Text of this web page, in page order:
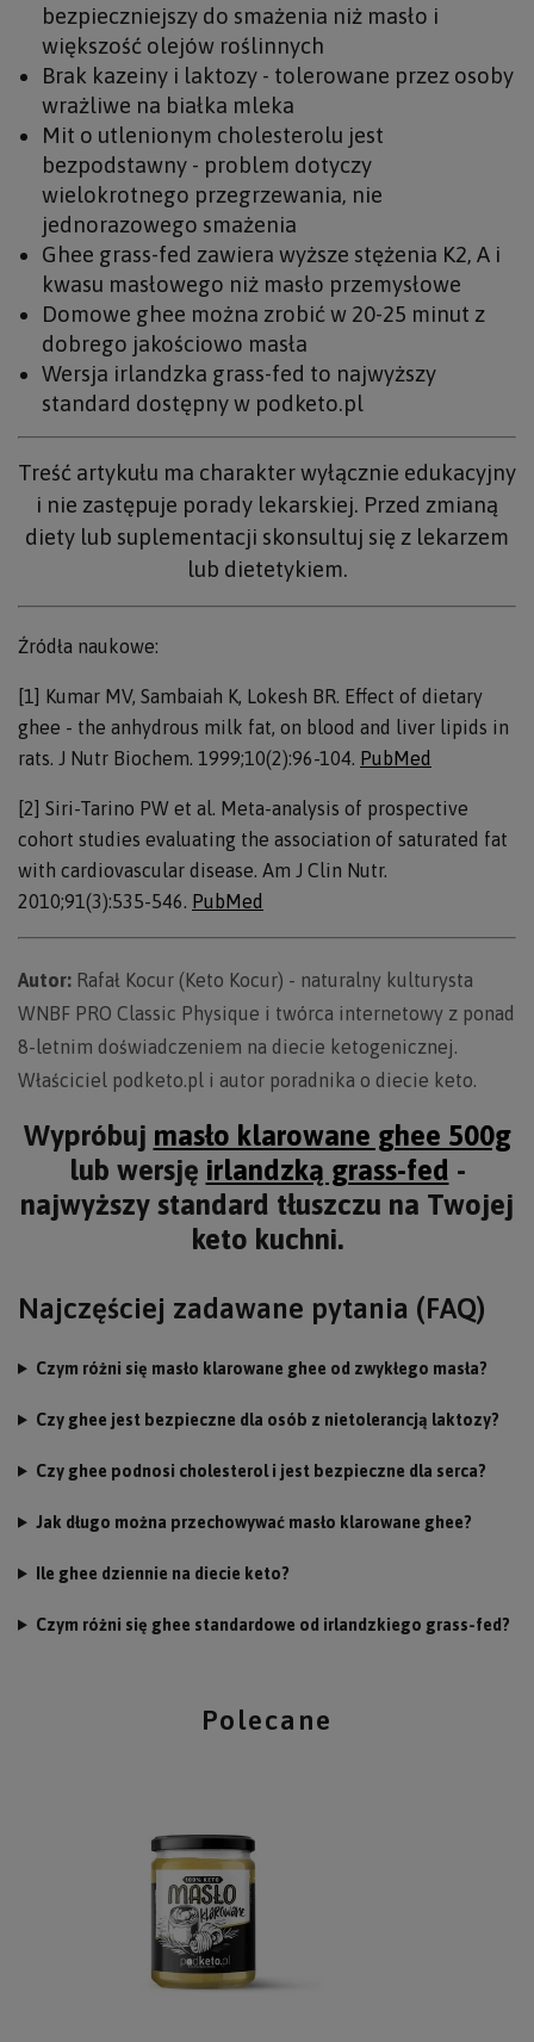
bezpieczniejszy do smażenia niż masło i
większość olejów roślinnych
Brak kazeiny i laktozy - tolerowane przez osoby
wrażliwe na białka mleka
Mit o utlenionym cholesterolu jest
bezpodstawny - problem dotyczy
wielokrotnego przegrzewania, nie
jednorazowego smażenia
Ghee grass-fed zawiera wyższe stężenia K2, A i
kwasu masłowego niż masło przemysłowe
Domowe ghee można zrobić w 20-25 minut z
dobrego jakościowo masła
Wersja irlandzka grass-fed to najwyższy
standard dostępny w podketo.pl
Treść artykułu ma charakter wyłącznie edukacyjny
i nie zastępuje porady lekarskiej. Przed zmianą
diety lub suplementacji skonsultuj się z lekarzem
lub dietetykiem.
Źródła naukowe:
[1] Kumar MV, Sambaiah K, Lokesh BR. Effect of dietary
ghee - the anhydrous milk fat, on blood and liver lipids in
rats. J Nutr Biochem. 1999;10(2):96-104. PubMed
[2] Siri-Tarino PW et al. Meta-analysis of prospective
cohort studies evaluating the association of saturated fat
with cardiovascular disease. Am J Clin Nutr.
2010;91(3):535-546. PubMed
Autor: Rafał Kocur (Keto Kocur) - naturalny kulturysta
WNBF PRO Classic Physique i twórca internetowy z ponad
8-letnim doświadczeniem na diecie ketogenicznej.
Właściciel podketo.pl i autor poradnika o diecie keto.
Wypróbuj masło klarowane ghee 500g
lub wersję irlandzką grass-fed -
najwyższy standard tłuszczu na Twojej
keto kuchni.
Najczęściej zadawane pytania (FAQ)
Czym różni się masło klarowane ghee od zwykłego masła?
Czy ghee jest bezpieczne dla osób z nietolerancją laktozy?
Czy ghee podnosi cholesterol i jest bezpieczne dla serca?
Jak długo można przechowywać masło klarowane ghee?
Ile ghee dziennie na diecie keto?
Czym różni się ghee standardowe od irlandzkiego grass-fed?
Polecane